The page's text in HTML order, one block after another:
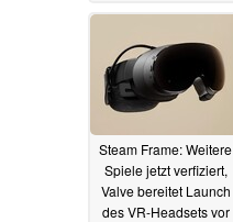
Steam Frame: Weitere
Spiele jetzt verfiziert,
Valve bereitet Launch
des VR-Headsets vor